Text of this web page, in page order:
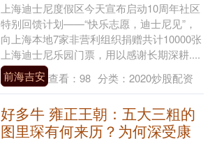
上海迪士尼度假区今天宣布启动10周年社区
特别回馈计划——“快乐志愿，迪士尼见”，
向上海本地7家非营利组织捐赠共计10000张
上海迪士尼乐园门票，用以感谢长期深耕....
前海吉安 查看： 98 分类： 2020炒股配资
好多牛 雍正王朝：五大三粗的
图里琛有何来历？为何深受康